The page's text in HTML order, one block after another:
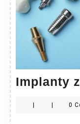
Implanty
0